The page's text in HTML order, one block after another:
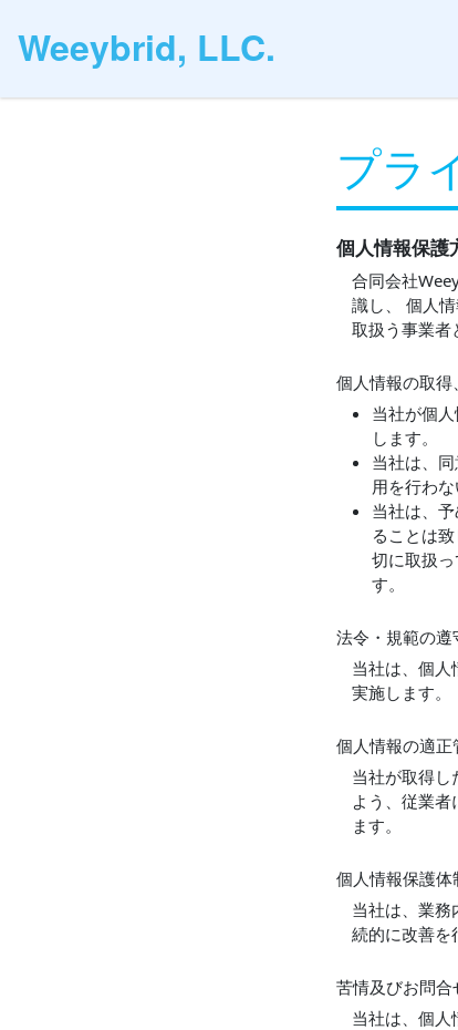
Weeybrid, LLC.
プラ
個人情報保護
合同会社
識し、 個人
取扱う事業者
個人情報の取
当社が個
します。
当社は、
用を行わな
当社は、
ることは
切に取扱
す。
法令・規範の遵
当社は、個人
実施します。
個人情報の適
当社が取得し
よう、従業
ます。
個人情報保護
当社は、業
続的に改善を
苦情及びお問合
当社は、個人